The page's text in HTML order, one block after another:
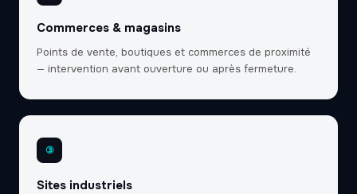
Commerces & magasins
Points de vente, boutiques et commerces de proximité
— intervention avant ouverture ou après fermeture.
③
Sites industriels